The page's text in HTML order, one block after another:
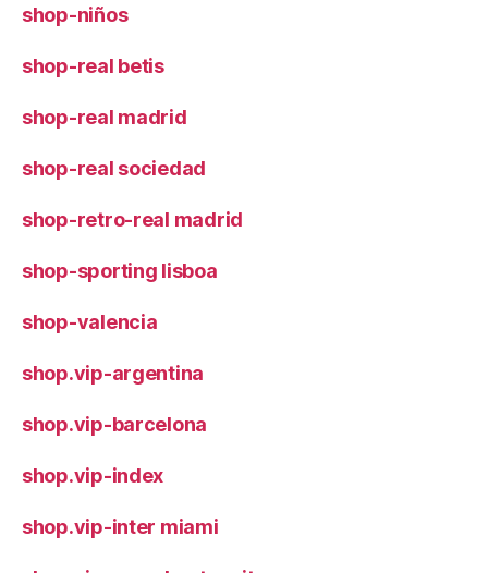
shop-niños
shop-real betis
shop-real madrid
shop-real sociedad
shop-retro-real madrid
shop-sporting lisboa
shop-valencia
shop.vip-argentina
shop.vip-barcelona
shop.vip-index
shop.vip-inter miami